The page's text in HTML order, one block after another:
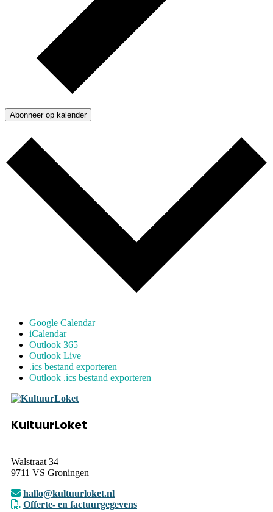
Abonneer op kalender
Google Calendar
iCalendar
Outlook 365
Outlook Live
.ics bestand exporteren
Outlook .ics bestand exporteren
KultuurLoket
Walstraat 34
9711 VS Groningen
hallo@kultuurloket.nl
Offerte- en factuurgegevens